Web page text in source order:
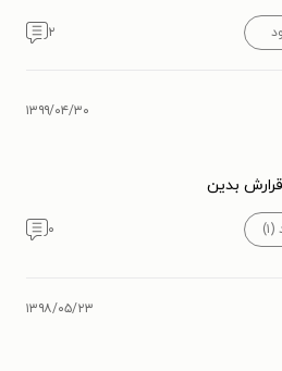
۲
۱۳۹۹/۰۴/۳۰
بدین
۰
۱۳۹۸/۰۵/۲۳